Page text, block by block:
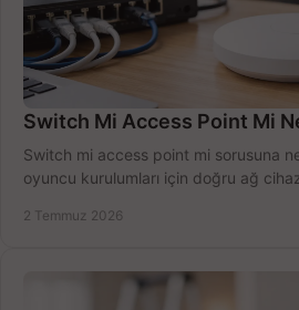
Switch Mi Access Point Mi
Switch mi access point mi sorusuna
oyuncu kurulumları için doğru ağ
2 Temmuz 2026